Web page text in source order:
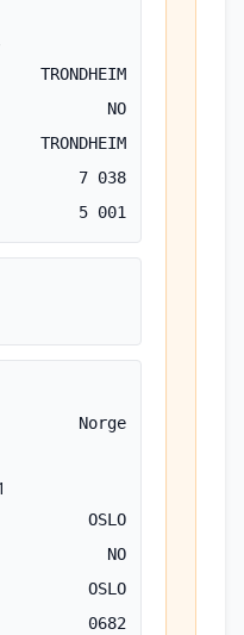
TRONDHEIM
NO
TRONDHEIM
7 038
5 001
Norge
OSLO
NO
OSLO
0682